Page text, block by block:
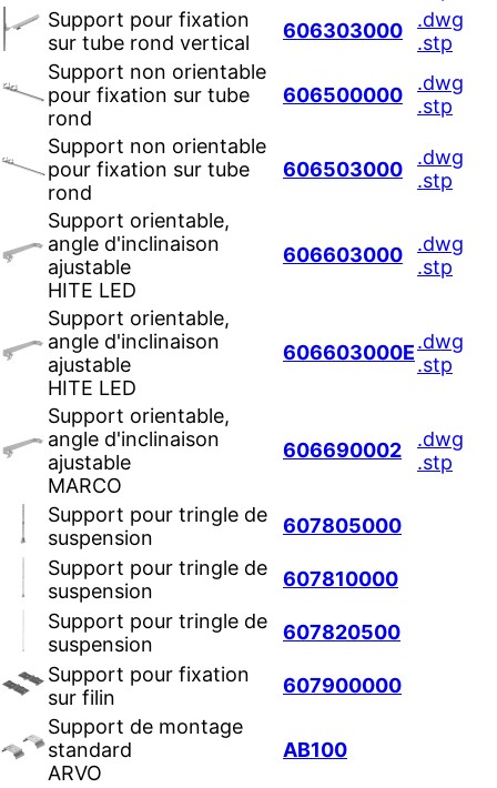
Support pour fixation
sur tube rond vertical
606303000
.dwg
.stp
Support non orientable
pour fixation sur tube
rond
606500000
.dwg
.stp
Support non orientable
pour fixation sur tube
rond
606503000
.dwg
.stp
Support orientable,
angle d'inclinaison
ajustable
HITE LED
606603000
.dwg
.stp
Support orientable,
angle d'inclinaison
ajustable
HITE LED
606603000E.dwg
.stp
Support orientable,
angle d'inclinaison
ajustable
MARCO
606690002
.dwg
.stp
Support pour tringle de
suspension
607805000
Support pour tringle de
suspension
607810000
Support pour tringle de
suspension
607820500
Support pour fixation
sur filin
607900000
Support de montage
standard
ARVO
AB100